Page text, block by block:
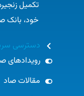
خود، بانک
دسترسی
رویدادهای
مقالات صاد